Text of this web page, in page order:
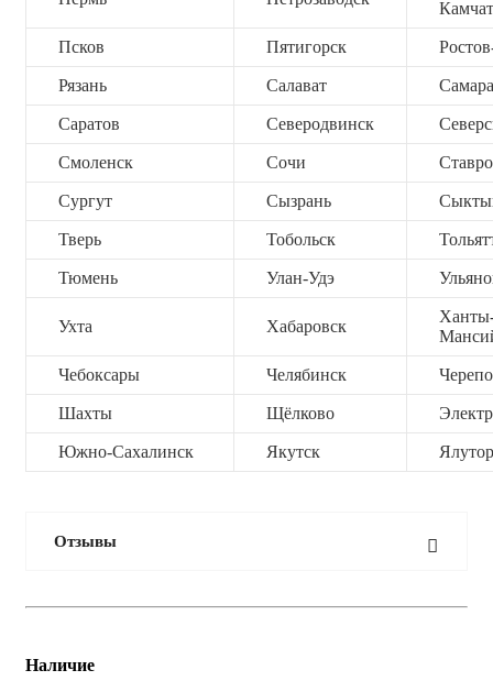
Псков Пятигорск
Рязань Салават Самара
Саратов Северодвинск
Смоленск Сочи
Сургут Сызрань
Тверь Тобольск
Тюмень Улан-Удэ
Ухта Хабаровск
Чебоксары Челябинск
Шахты Щёлково
Южно-Сахалинск Якутск
Отзывы
Наличие